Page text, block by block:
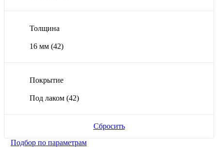
Толщина
16 мм (42)
Покрытие
Под лаком (42)
Сбросить
Подбор по параметрам